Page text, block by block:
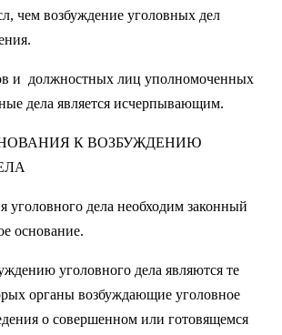
чем возбуждение уголовных дел
и должностных лиц уполномоченных
дела является исчерпывающим.
К ВОЗБУЖДЕНИЮ
дела необходим законный
основание.
уголовного дела являются те
органы возбуждающие уголовное
о совершенном или готовящемся